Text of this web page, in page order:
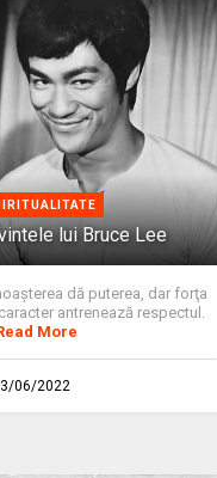
lui Bruce Lee
dă puterea, dar forţa
antrenează respectul.
More
06/2022